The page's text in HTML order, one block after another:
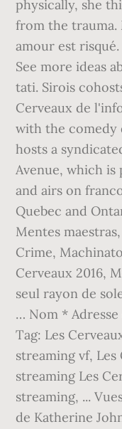
physically, she
from the trauma.
amour est
See more ideas
tati. Sirois
Cerveaux de
with the comedy
hosts a
Avenue, which
and airs on
Quebec and
Mentes maestras,
Crime,
Cerveaux 2016,
seul rayon de
… Nom * Adresse
Tag: Les
streaming vf,
streaming Les
streaming, ...
de Katherine